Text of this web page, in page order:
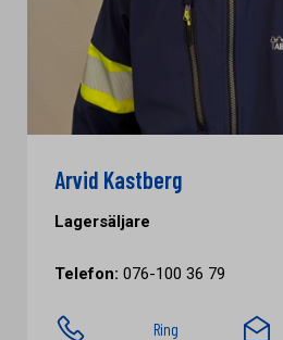
Arvid Kastberg
Lagersäljare
Telefon: 076-100 36 79
Ring